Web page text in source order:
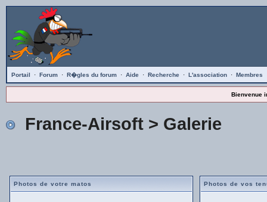
Portail · Forum · R�gles du forum · Aide · Recherche · L'association · Membres
Bienvenue
France-Airsoft> Galerie
Photos de votre matos Photos de vos